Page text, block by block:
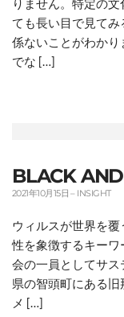
ても長い目で見て
係ないことがわか
でな […]
BLACK
2021年10月15日 – INSIGHT
ウィルスが世界を
性を象徴するキー
会の一員としてサス
県の智頭町にある旧
メ […]